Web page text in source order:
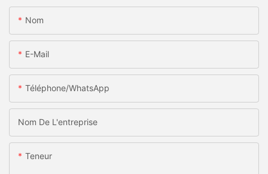
Nom
E-Mail
Téléphone/WhatsApp
Nom De L'entreprise
Teneur